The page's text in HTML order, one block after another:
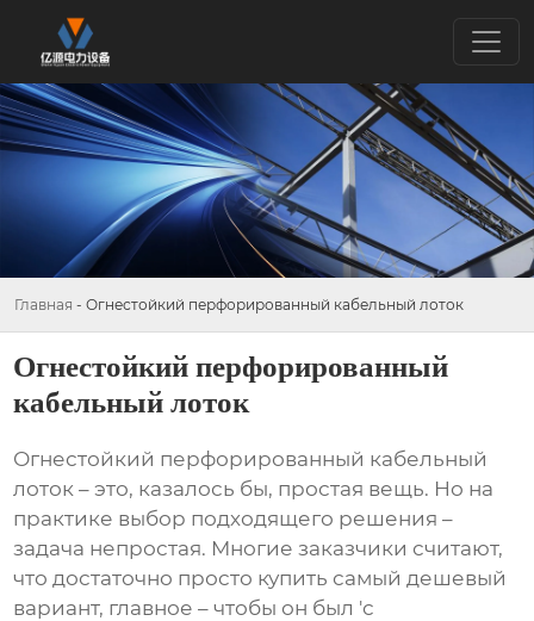
Главная - Огнестойкий перфорированный кабельный лоток
Огнестойкий перфорированный
кабельный лоток
Огнестойкий перфорированный кабельный
лоток – это, казалось бы, простая вещь. Но на
практике выбор подходящего решения –
задача непростая. Многие заказчики считают,
что достаточно просто купить самый дешевый
вариант, главное – чтобы он был 'с